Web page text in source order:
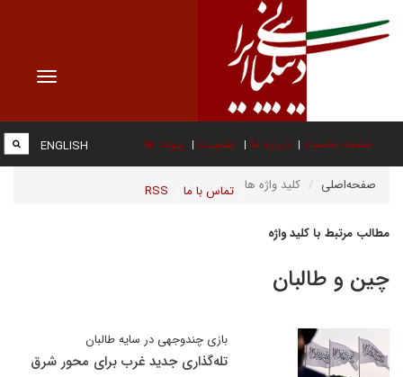
Toggle
صفحه نخست درباره ما عضویت پیوند ها
تماس با ما RSS
ENGLISH
صفحه‌اصلی کلید واژه ها
مطالب مرتبط با کلید واژه
چین و طالبان
بازی چندوجهی در سایه طالبان
تله‌گذاری جدید غرب برای محور شرق